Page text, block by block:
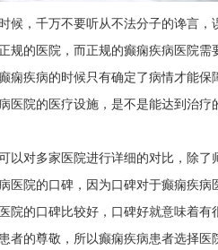
候，千万不要听从不法分子的谗言，
规的医院，而正规的癫痫疾病医院需
痫疾病的时候只有确定了病情才能
医院的医疗设施，是不是能达到治疗
以对多家医院进行详细的对比，除了
医院的口碑，因为口碑对于癫痫疾病
院的口碑比较好，口碑好就意味着
者的尊敬，所以癫痫疾病患者选择